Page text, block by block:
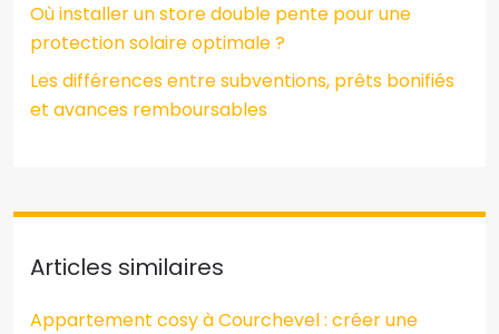
Où installer un store double pente pour une
protection solaire optimale ?
Les différences entre subventions, prêts bonifiés
et avances remboursables
Articles similaires
Appartement cosy à Courchevel : créer une